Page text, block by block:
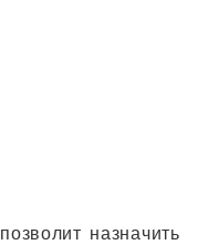
назначить